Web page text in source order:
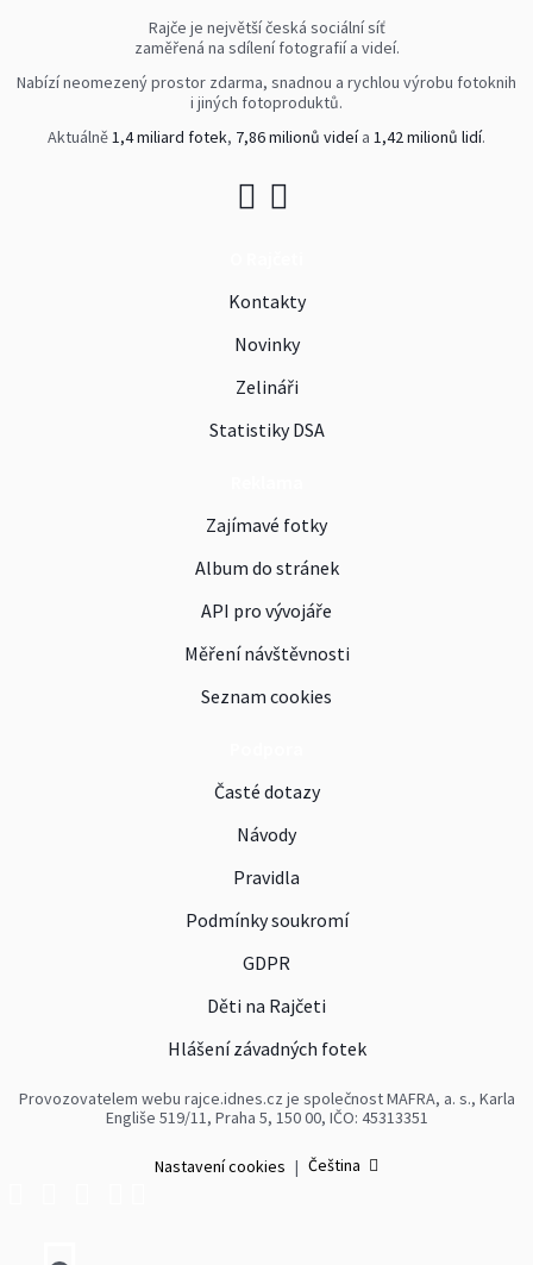
Rajče je největší česká sociální síť
zaměřená na sdílení fotografií a videí.
Nabízí neomezený prostor zdarma, snadnou a rychlou výrobu fotoknih
i jiných fotoproduktů.
Aktuálně1,4 miliard fotek, 7,86 milionů videía 1,42 milionů lidí.
Kontakty
Novinky
Zelináři
Statistiky DSA
Zajímavé fotky
Album do stránek
API pro vývojáře
Měření návštěvnosti
Seznam cookies
Časté dotazy
Návody
Pravidla
Podmínky soukromí
GDPR
Děti na Rajčeti
Hlášení závadných fotek
Provozovatelem webu rajce.idnes.cz je společnost MAFRA, a. s., Karla
Engliše 519/11, Praha 5, 150 00, IČO: 45313351
Nastavení cookies | Čeština